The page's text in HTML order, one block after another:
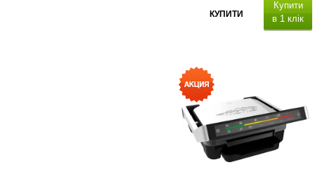
КУПИТИ
Купити
в 1 клік